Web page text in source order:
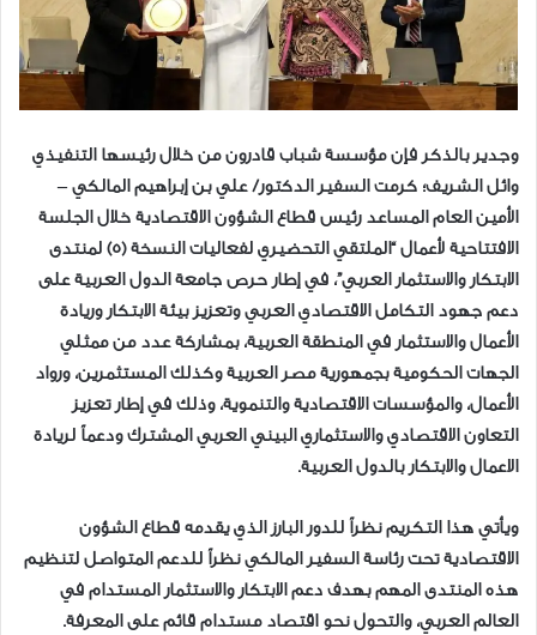
وجدير بالذكر فإن مؤسسة شباب قادرون من خلال رئيسها التنفيذي
وائل الشريف؛ كرمت السفير الدكتور/ علي بن إبراهيم المالكي –
الأمين العام المساعد رئيس قطاع الشؤون الاقتصادية خلال الجلسة
الافتتاحية لأعمال “الملتقي التحضيري لفعاليات النسخة (5) لمنتدى
الابتكار والاستثمار العربي”، في إطار حرص جامعة الدول العربية على
دعم جهود التكامل الاقتصادي العربي وتعزيز بيئة الابتكار وريادة
الأعمال والاستثمار في المنطقة العربية، بمشاركة عدد من ممثلي
الجهات الحكومية بجمهورية مصر العربية وكذلك المستثمرين، ورواد
الأعمال، والمؤسسات الاقتصادية والتنموية، وذلك في إطار تعزيز
التعاون الاقتصادي والاستثماري البيني العربي المشترك ودعماً لريادة
الاعمال والابتكار بالدول العربية.
ويأتي هذا التكريم نظراً للدور البارز الذي يقدمه قطاع الشؤون
الاقتصادية تحت رئاسة السفير المالكي نظراً للدعم المتواصل لتنظيم
هذه المنتدى المهم بهدف دعم الابتكار والاستثمار المستدام في
العالم العربي، والتحول نحو اقتصاد مستدام قائم على المعرفة.